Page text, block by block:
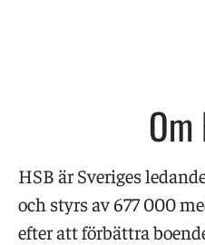
Om
HSB är Sveriges
och styrs av 677 000
efter att förbättra